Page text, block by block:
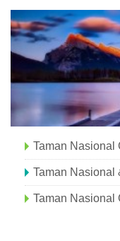
Taman Nasional
Taman Nasional
Taman Nasional